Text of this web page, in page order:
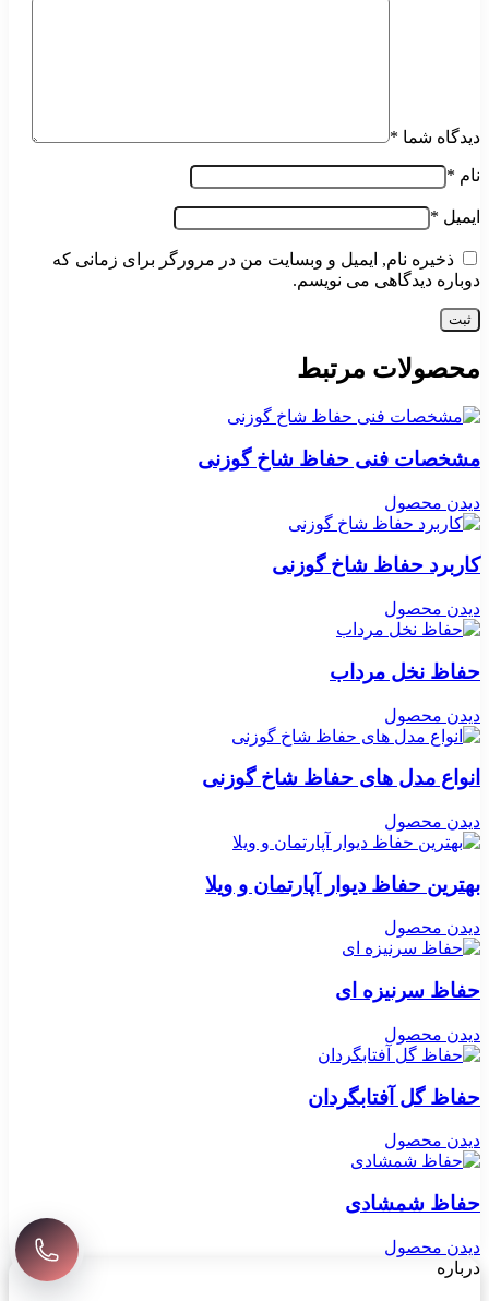
دیدگاه شما *
نام *
ایمیل *
ذخیره نام, ایمیل و وبسایت من در مرورگر برای زمانی که
دوباره دیدگاهی می نویسم.
محصولات مرتبط
مشخصات فنی حفاظ شاخ گوزنی
دیدن محصول
کاربرد حفاظ شاخ گوزنی
دیدن محصول
حفاظ نخل مرداب
دیدن محصول
انواع مدل های حفاظ شاخ گوزنی
دیدن محصول
بهترین حفاظ دیوار آپارتمان و ویلا
دیدن محصول
حفاظ سرنیزه ای
دیدن محصول
حفاظ گل آفتابگردان
دیدن محصول
حفاظ شمشادی
دیدن محصول
درباره